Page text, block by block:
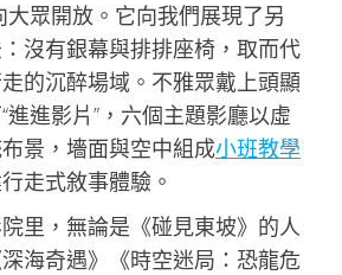
大眾開放。它向我們展現了另
沒有銀幕與排排座椅，取而代
的沉醉場域。不雅眾戴上頭顯
進進影片”，六個主題影廳以虛
景，墻面與空中組成小班教學
走式敘事體驗。
里，無論是《碰見東坡》的人
海奇遇》《時空迷局：恐龍危